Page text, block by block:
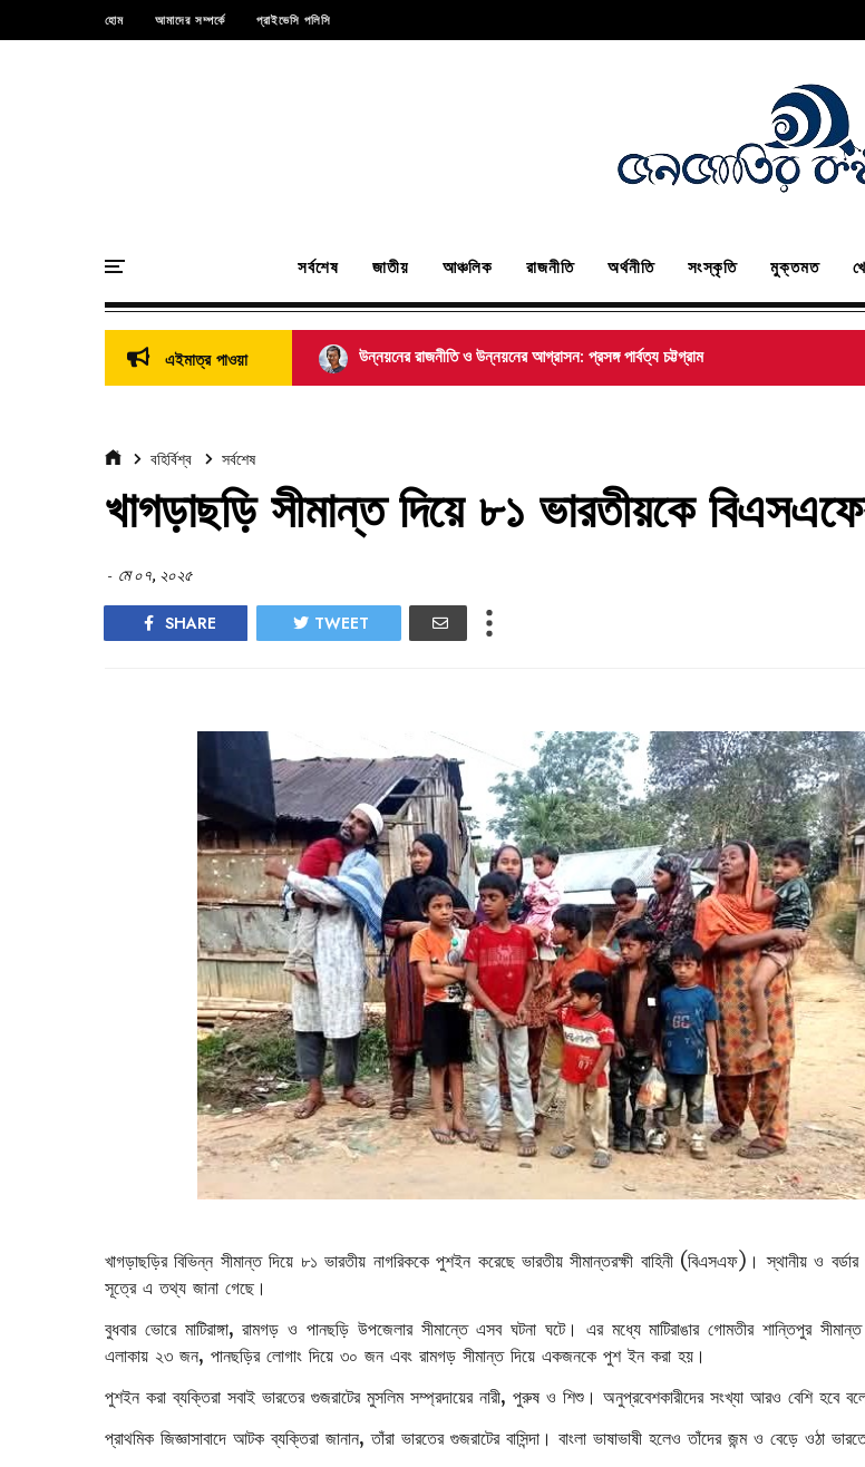
হোম আমাদের সম্পর্কে প্রাইভেসি পলিসি
সর্বশেষ জাতীয় আঞ্চলিক রাজনীতি অর্থনীতি সংস্কৃতি মুক্তমত
এইমাত্র পাওয়া উন্নয়নের রাজনীতি ও উন্নয়নের আগ্রাসন: প্রসঙ্গ পার্বত্য চট্টগ্রাম
বহির্বিশ্ব সর্বশেষ
খাগড়াছড়ি সীমান্ত দিয়ে ৮১ ভারতীয়কে
- মে ০৭, ২০২৫
SHARE TWEET
খাগড়াছড়ির বিভিন্ন সীমান্ত দিয়ে ৮১ ভারতীয় নাগরিককে পুশইন করেছে ভারতীয় সীমান্তরক্ষী বাহিনী (বিএসএফ)। স্থানীয় ও বর্ডার
সূত্রে এ তথ্য জানা গেছে।
বুধবার ভোরে মাটিরাঙ্গা, রামগড় ও পানছড়ি উপজেলার সীমান্তে এসব ঘটনা ঘটে। এর মধ্যে মাটিরাঙার গোমতীর শান্তিপুর
এলাকায় ২৩ জন, পানছড়ির লোগাং দিয়ে ৩০ জন এবং রামগড় সীমান্ত দিয়ে একজনকে পুশ ইন করা হয়।
পুশইন করা ব্যক্তিরা সবাই ভারতের গুজরাটের মুসলিম সম্প্রদায়ের নারী, পুরুষ ও শিশু। অনুপ্রবেশকারীদের সংখ্যা আরও বেশি হবে বলে
প্রাথমিক জিজ্ঞাসাবাদে আটক ব্যক্তিরা জানান, তাঁরা ভারতের গুজরাটের বাসিন্দা। বাংলা ভাষাভাষী হলেও তাঁদের জন্ম ও বেড়ে ওঠা